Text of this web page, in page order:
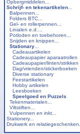
Opbergmiddelen...
Schrijf- en tekenartikelen
Balpennen...
Folders BTC...
Gel- en rollerpennen...
Linialen e.d....
Potloden en toebehoren...
Snijden en knippen...
Stationary
Cadeauartikelen
Cadeaupapier aparaatrollen
Cadeaupapier/linten/strikken
Dag/vrienden/stickerboeken
Diverse stationary
Feestartikelen
Hobby artikelen
Leesboeken
Speelgoed en Puzzels
Tekenmaterialen...
Viltstiften...
Vulpennen en inkt...
Stationery...
Drukwerk en